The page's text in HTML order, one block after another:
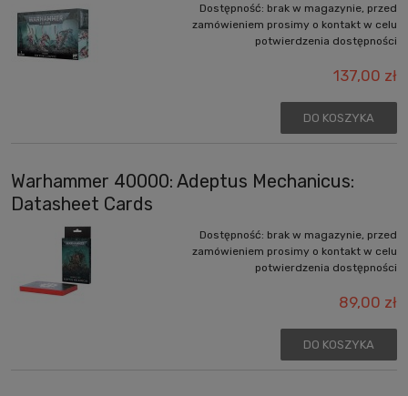
Dostępność: brak w magazynie, przed
zamówieniem prosimy o kontakt w celu
potwierdzenia dostępności
137,00 zł
DO KOSZYKA
Warhammer 40000: Adeptus Mechanicus:
Datasheet Cards
Dostępność: brak w magazynie, przed
zamówieniem prosimy o kontakt w celu
potwierdzenia dostępności
89,00 zł
DO KOSZYKA